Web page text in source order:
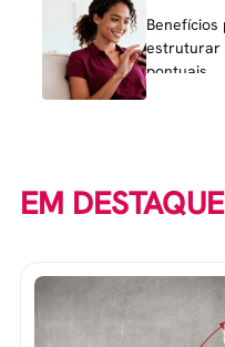
estruturar
pontuais
EM